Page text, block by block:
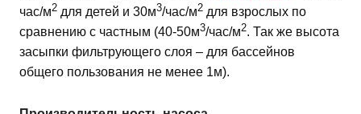
час/м2 для детей и 30м3/час/м2 для взрослых по
сравнению с частным (40-50м3/час/м2. Так же высота
засыпки фильтрующего слоя – для бассейнов
общего пользования не менее 1м).